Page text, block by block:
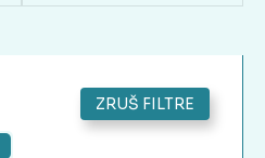
ZRUŠ FILTRE